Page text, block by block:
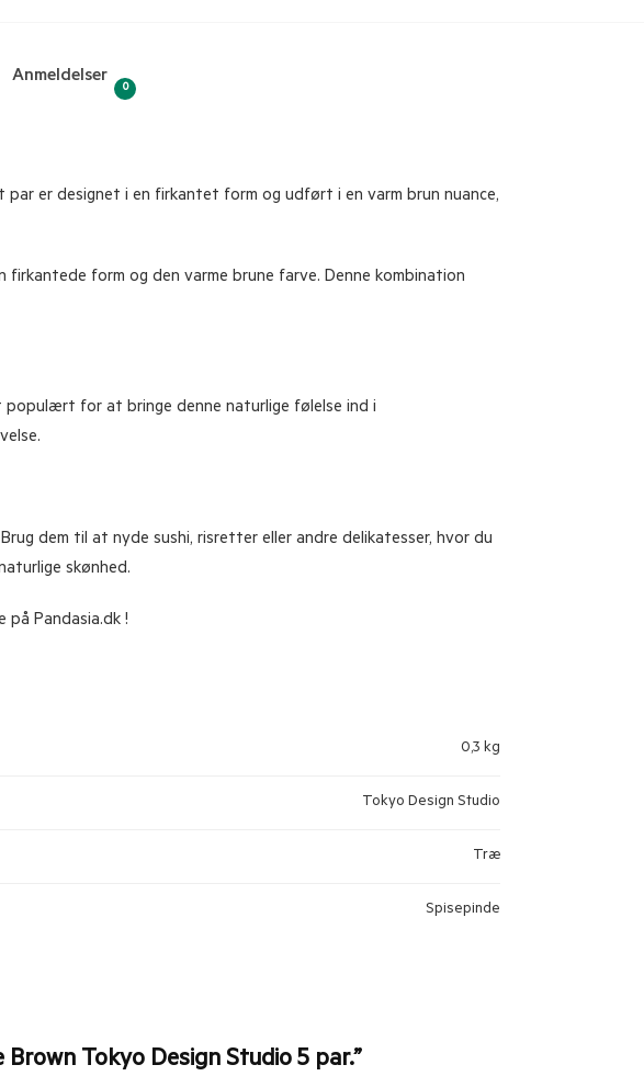
Anmeldelser
0
er designet i en firkantet form og udført i en varm brun nuance,
firkantede form og den varme brune farve. Denne kombination
for at bringe denne naturlige følelse ind i
dem til at nyde sushi, risretter eller andre delikatesser, hvor du
skønhed.
Pandasia.dk !
0,3 kg
Tokyo Design Studio
Træ
Spisepinde
Tokyo Design Studio 5 par.”